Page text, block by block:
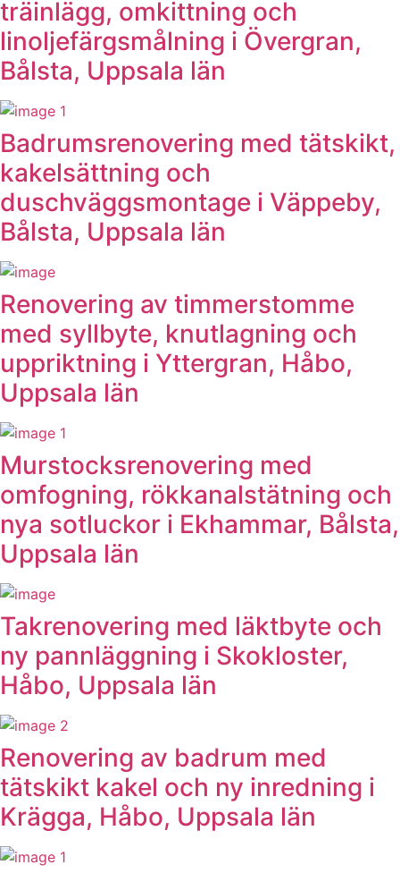
träinlägg, omkittning och
linoljefärgsmålning i Övergran,
Bålsta, Uppsala län
Badrumsrenovering med tätskikt,
kakelsättning och
duschväggsmontage i Väppeby,
Bålsta, Uppsala län
Renovering av timmerstomme
med syllbyte, knutlagning och
uppriktning i Yttergran, Håbo,
Uppsala län
Murstocksrenovering med
omfogning, rökkanalstätning och
nya sotluckor i Ekhammar, Bålsta,
Uppsala län
Takrenovering med läktbyte och
ny pannläggning i Skokloster,
Håbo, Uppsala län
Renovering av badrum med
tätskikt kakel och ny inredning i
Krägga, Håbo, Uppsala län